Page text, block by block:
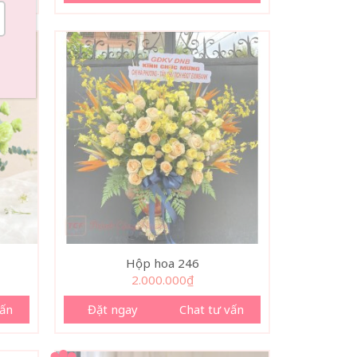
Hộp hoa 246
2.000.000₫
Đặt ngay
Chat tư vấn